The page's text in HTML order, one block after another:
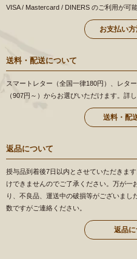
VISA / Mastercard / DINERS のご利用が可能
お支払い
送料・配送について
スマートレター（全国一律180円）、レタ
（907円～）からお選びいただけます。詳
送料・配
返品について
授与品到着後7日以内とさせていただきま
けできませんのでご了承ください。万が一
り、不良品、運送中の破損等がございま
数ですがご連絡ください。
返品